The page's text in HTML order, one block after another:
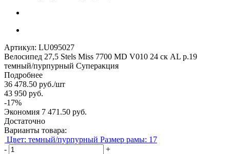
Артикул: LU095027
Велосипед 27,5 Stels Miss 7700 MD V010 24 ск AL р.19
темный/пурпурный Суперакция
Подробнее
36 478.50 руб./шт
43 950 руб.
-17%
Экономия 7 471.50 руб.
Достаточно
Варианты товара:
Цвет: темный/пурпурный Размер рамы: 17
-
+